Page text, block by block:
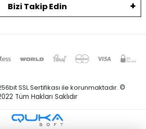
Bizi Takip Edin
SSL Sertifikası ile korunmaktadır. ©
Tüm Hakları Saklıdır